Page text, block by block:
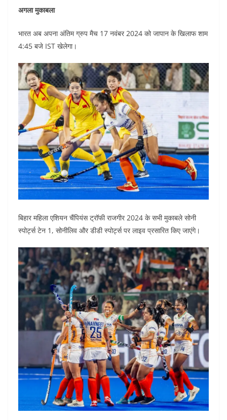
अगला मुकाबला
भारत अब अपना अंतिम ग्रुप मैच 17 नवंबर 2024 को जापान के खिलाफ शाम
4:45 बजे IST खेलेगा।
बिहार महिला एशियन चैंपियंस ट्रॉफी राजगीर 2024 के सभी मुकाबले सोनी
स्पोर्ट्स टेन 1, सोनीलिव और डीडी स्पोर्ट्स पर लाइव प्रसारित किए जाएंगे।